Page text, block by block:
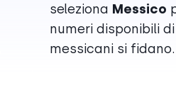
seleziona Messico
numeri disponibili
messicani si fidano.